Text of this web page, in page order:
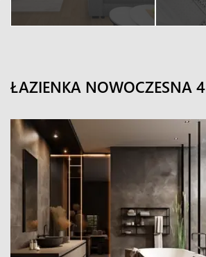
ŁAZIENKA NOWOCZESNA 4